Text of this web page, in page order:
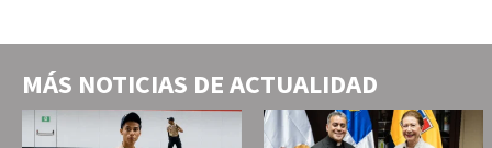
MÁS NOTICIAS DEACTUALIDAD